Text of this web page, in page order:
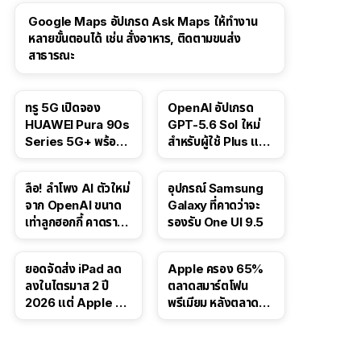
Google Maps อัปเกรด Ask Maps ให้ทำงาน
หลายขั้นตอนได้ เช่น สั่งอาหาร, ติดตามขนส่ง
สาธารณะ
ทรู 5G เปิดจอง
HUAWEI Pura 90s
Series 5G+ พร้อม
OpenAI อัปเกรด
GPT-5.6 Sol ใหม่
สำหรับผู้ใช้ Plus และ
ลือ! ลำโพง AI ตัวใหม่
จาก OpenAI ขนาด
เท่าลูกฮอกกี้ คาดราคา
อุปกรณ์ Samsung
Galaxy ที่คาดว่าจะ
รองรับ One UI 9.5
ยอดจัดส่ง iPad ลด
ลงในไตรมาส 2 ปี
2026 แต่ Apple ยัง
Apple ครอง 65%
ตลาดสมาร์ตโฟน
พรีเมียม หลังตลาดทำ